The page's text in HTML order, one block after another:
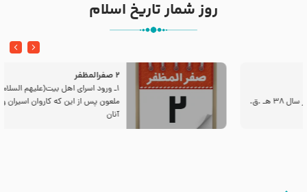
روز شمار تاریخ اسلام
2 صفرالمظفر
1ـ ورود اسراى اهل بیت‌(علیهم السلام) به مجلس یزید
ملعون پس از این كه كاروان اسیران وارد شام شدند،